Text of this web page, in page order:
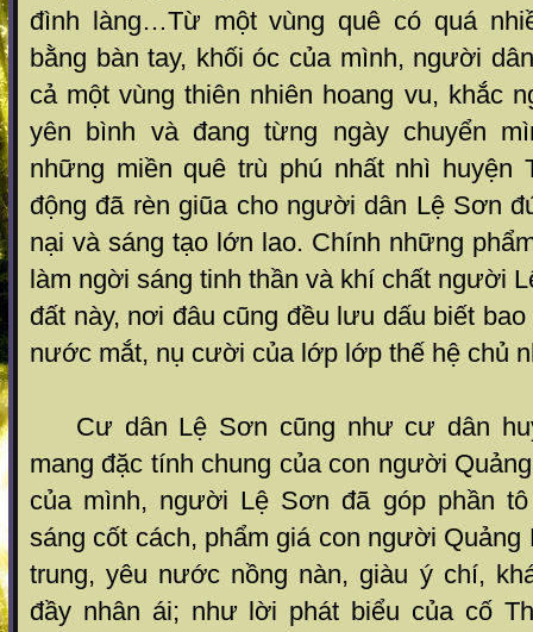
đình làng…Từ một vùng quê có quá
bằng bàn tay, khối óc của mình, người
cả một vùng thiên nhiên hoang vu, khắc
yên bình và đang từng ngày chuyển
những miền quê trù phú nhất nhì huyện
động đã rèn giũa cho người dân Lệ Sơn
nại và sáng tạo lớn lao. Chính những
làm ngời sáng tinh thần và khí chất người
đất này, nơi đâu cũng đều lưu dấu biết
nước mắt, nụ cười của lớp lớp thế hệ chủ
Cư dân Lệ Sơn cũng như cư dân
mang đặc tính chung của con người
của mình, người Lệ Sơn đã góp phần
sáng cốt cách, phẩm giá con người Quảng
trung, yêu nước nồng nàn, giàu ý chí,
đầy nhân ái; như lời phát biểu của cố